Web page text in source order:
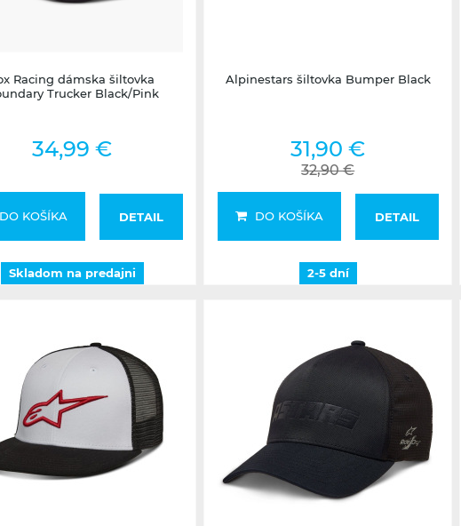
Racing dámska šiltovka
Trucker Black/Pink
34,99 €
KOŠÍKA DETAIL
Skladom na predajni
Alpinestars šiltovka Bumper Black
31,90 €
32,90 €
DO KOŠÍKA DETAIL
2-5 dní